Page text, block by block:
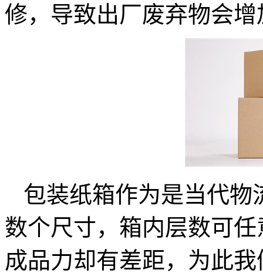
修，导致出厂废弃物会增
包装纸箱作为是当代物
数个尺寸，箱内层数可
成品力却有差距，为此